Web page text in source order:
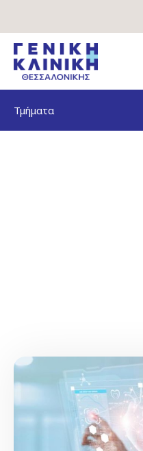
περιεχόμενο
Τμήματα